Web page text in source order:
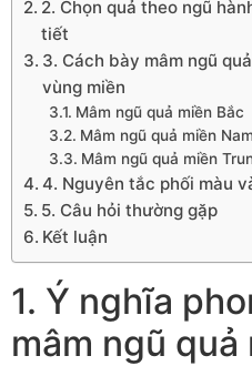
2. Chọn quả theo ngũ
tiết
3. Cách bày mâm ngũ
vùng miền
Mâm ngũ quả miền Bắc
Mâm ngũ quả miền Nam
Mâm ngũ quả miền
4. Nguyên tắc phối màu
5. Câu hỏi thường gặp
Kết luận
1. Ý nghĩa
mâm ngũ quả